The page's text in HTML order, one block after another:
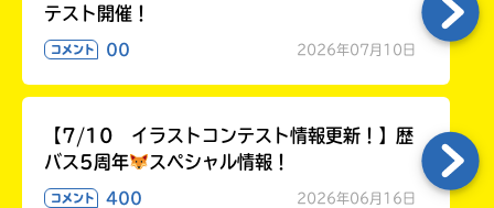
テスト開催！
コメント 00 2026年07月10日
【7/10 イラストコンテスト情報更新！】歴
バス5周年
スペシャル情報！
コメント 400 2026年06月16日